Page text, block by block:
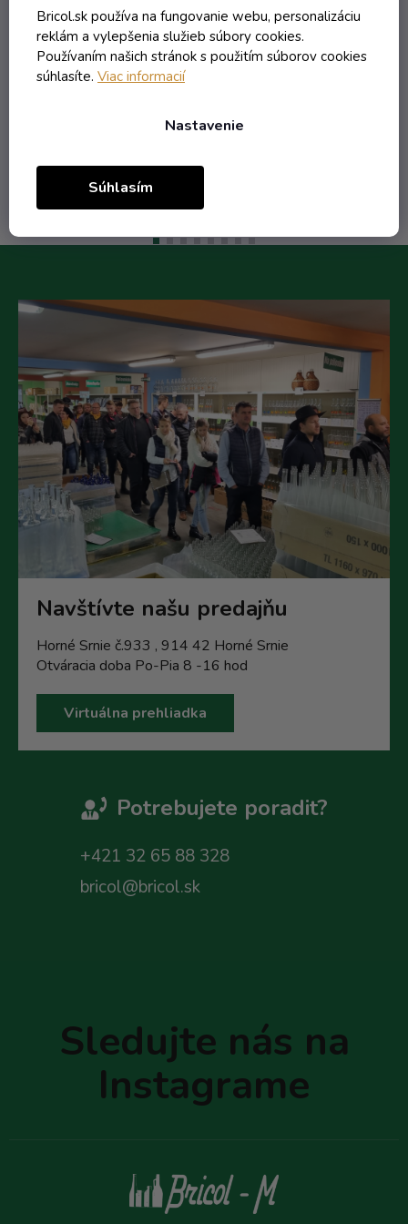
Bricol.sk používa na fungovanie webu, personalizáciu
reklám a vylepšenia služieb súbory cookies.
Používaním našich stránok s použitím súborov cookies
súhlasíte. Viac informacií
Nastavenie
Súhlasím
1,27 € vrátane DPH
1,03 €
Navštívte našu predajňu
Horné Srnie č.933 , 914 42 Horné Srnie
Otváracia doba Po-Pia 8 -16 hod
Virtuálna prehliadka
Potrebujete poradit?
+421 32 65 88 328
bricol@bricol.sk
Sledujte nás na
Instagrame